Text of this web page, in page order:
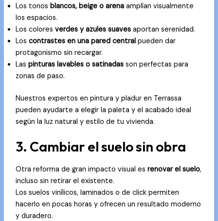
Los tonos blancos, beige o arenaamplían visualmente
los espacios.
Los colores verdes y azules suavesaportan serenidad.
Los contrastes en una pared centralpueden dar
protagonismo sin recargar.
Las pinturas lavables o satinadasson perfectas para
zonas de paso.
Nuestros expertos en pintura y pladur en Terrassa
pueden ayudarte a elegir la paleta y el acabado ideal
según la luz natural y estilo de tu vivienda.
3. Cambiar el suelo sin obra
Otra reforma de gran impacto visual es renovar el suelo,
incluso sin retirar el existente.
Los suelos vinílicos, laminados o de click permiten
hacerlo en pocas horas y ofrecen un resultado moderno
y duradero.